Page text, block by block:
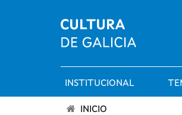
Menú
INSTITUCIONAL
INICIO